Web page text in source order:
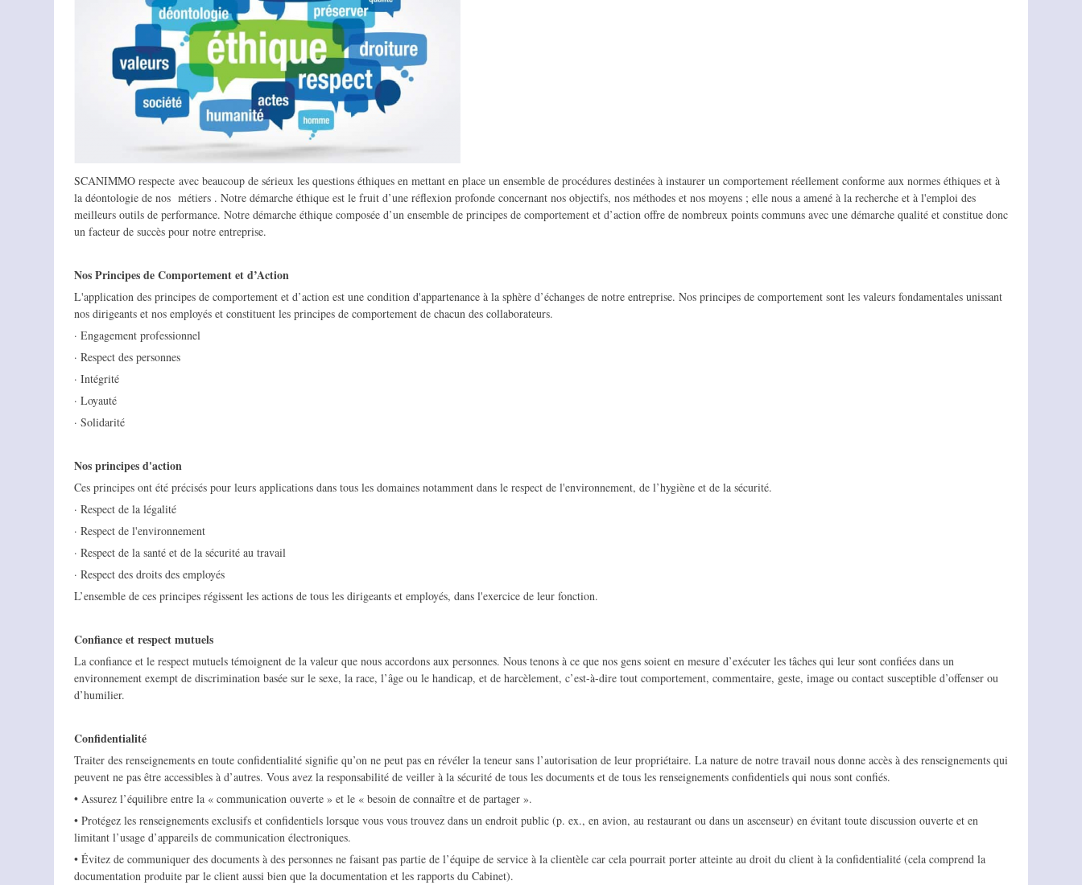
SCANIMMO respecte avec beaucoup de sérieux les questions éthiques en mettant en place un ensemble de procédures destinées à instaurer un comportement réellement conforme aux normes éthiques et à
la déontologie de nos métiers . Notre démarche éthique est le fruit d’une réflexion profonde concernant nos objectifs, nos méthodes et nos moyens ; elle nous a amené à la recherche et à l'emploi des
meilleurs outils de performance. Notre démarche éthique composée d’un ensemble de principes de comportement et d’action offre de nombreux points communs avec une démarche qualité et constitue donc
un facteur de succès pour notre entreprise.
Nos Principes de Comportement et d’Action
L'application des principes de comportement et d’action est une condition d'appartenance à la sphère d’échanges de notre entreprise. Nos principes de comportement sont les valeurs fondamentales unissant
nos dirigeants et nos employés et constituent les principes de comportement de chacun des collaborateurs.
· Engagement professionnel
· Respect des personnes
· Intégrité
· Loyauté
· Solidarité
Nos principes d'action
Ces principes ont été précisés pour leurs applications dans tous les domaines notamment dans le respect de l'environnement, de l’hygiène et de la sécurité.
· Respect de la légalité
· Respect de l'environnement
· Respect de la santé et de la sécurité au travail
· Respect des droits des employés
L’ensemble de ces principes régissent les actions de tous les dirigeants et employés, dans l'exercice de leur fonction.
Confiance et respect mutuels
La confiance et le respect mutuels témoignent de la valeur que nous accordons aux personnes. Nous tenons à ce que nos gens soient en mesure d’exécuter les tâches qui leur sont confiées dans un
environnement exempt de discrimination basée sur le sexe, la race, l’âge ou le handicap, et de harcèlement, c’est-à-dire tout comportement, commentaire, geste, image ou contact susceptible d’offenser ou
d’humilier.
Confidentialité
Traiter des renseignements en toute confidentialité signifie qu’on ne peut pas en révéler la teneur sans l’autorisation de leur propriétaire. La nature de notre travail nous donne accès à des renseignements qui
peuvent ne pas être accessibles à d’autres. Vous avez la responsabilité de veiller à la sécurité de tous les documents et de tous les renseignements confidentiels qui nous sont confiés.
• Assurez l’équilibre entre la « communication ouverte » et le « besoin de connaître et de partager ».
• Protégez les renseignements exclusifs et confidentiels lorsque vous vous trouvez dans un endroit public (p. ex., en avion, au restaurant ou dans un ascenseur) en évitant toute discussion ouverte et en
limitant l’usage d’appareils de communication électroniques.
• Évitez de communiquer des documents à des personnes ne faisant pas partie de l’équipe de service à la clientèle car cela pourrait porter atteinte au droit du client à la confidentialité (cela comprend la
documentation produite par le client aussi bien que la documentation et les rapports du Cabinet).